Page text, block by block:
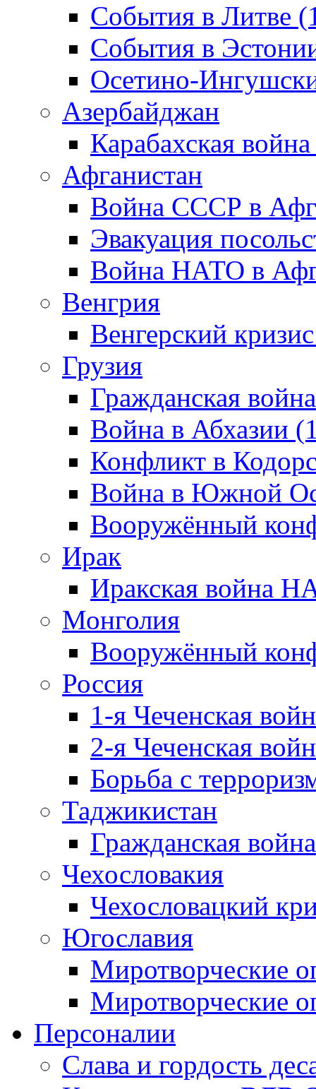
События в Литве
События в
Осетино-
Азербайджан
Карабахская
Афганистан
Война СССР в
Эвакуация
Война НАТО в
Венгрия
Венгерский
Грузия
Гражданская
Война в Абхазии
Конфликт в
Война в Южной
Вооружённый
Ирак
Иракская война
Монголия
Вооружённый
Россия
1-я Чеченская
2-я Чеченская
Борьба с
Таджикистан
Гражданская
Чехословакия
Чехословацкий
Югославия
Миротворческие
Миротворческие
Персоналии
Слава и гордость